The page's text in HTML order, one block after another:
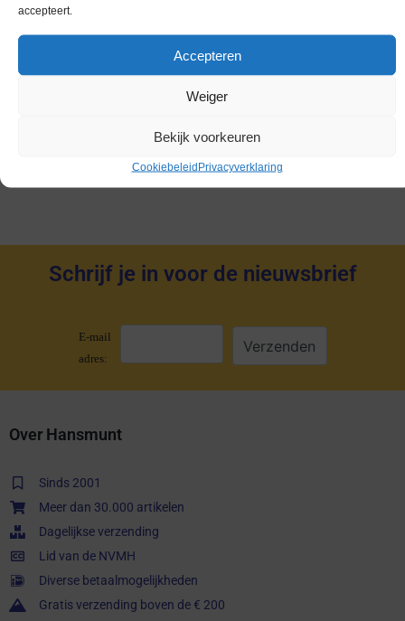
accepteert.
Accepteren
Weiger
Bekijk voorkeuren
CookiebeleidPrivacyverklaring
Nederland Voor 2002
Schrijf je in voor de nieuwsbrief
E-mail
adres:
Over Hansmunt
Sinds 2001
Meer dan 30.000 artikelen
Dagelijkse verzending
Lid van de NVMH
Diverse betaalmogelijkheden
Gratis verzending boven de € 200